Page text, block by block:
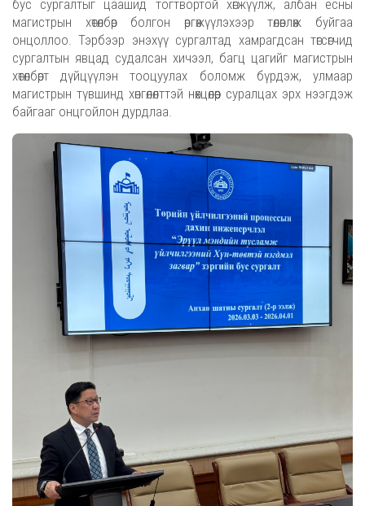
бус сургалтыг цаашид тогтвортой хөгжүүлж, албан ёсны
магистрын хөтөлбөр болгон өргөжүүлэхээр төлөвлөж буйгаа
онцоллоо. Тэрбээр энэхүү сургалтад хамрагдсан төгсөгчид
сургалтын явцад судалсан хичээл, багц цагийг магистрын
хөтөлбөрт дүйцүүлэн тооцуулах боломж бүрдэж, улмаар
магистрын түвшинд хөнгөлөлттэй нөхцөлөөр суралцах эрх нээгдэж
байгааг онцгойлон дурдлаа.